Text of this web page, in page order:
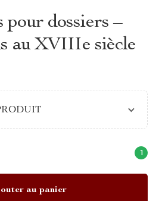
pour dossiers –
au XVIIIe siècle
1
au panier